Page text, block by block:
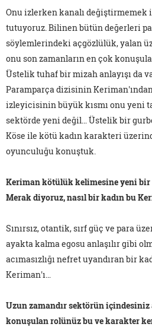
Onu izlerken kanalı
tutuyoruz. Bilinen bütün değerleri
söylemlerindeki açgözlülük, yalan
onu son zamanların en çok
Üstelik tuhaf bir mizah anlayışı da
Paramparça dizisinin
izleyicisinin büyük kısmı onu yeni
sektörde yeni değil… Üstelik bir
Köse ile kötü kadın karakteri
oyunculuğu konuştuk.
Keriman kötülük kelimesine yeni bir
Merak diyoruz, nasıl bir kadın bu
Sınırsız, otantik, sırf güç ve para
ayakta kalma egosu anlaşılır gibi
acımasızlığı nefret uyandıran bir
Keriman'ı…
Uzun zamandır sektörün içindesiniz
konuşulan rolünüz bu ve karakter